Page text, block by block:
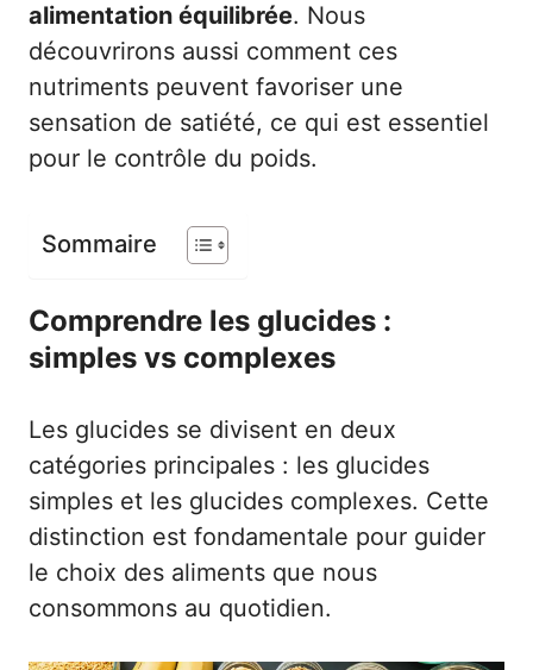
alimentation équilibrée. Nous
découvrirons aussi comment ces
nutriments peuvent favoriser une
sensation de satiété, ce qui est essentiel
pour le contrôle du poids.
Sommaire
Comprendre les glucides :
simples vs complexes
Les glucides se divisent en deux
catégories principales : les glucides
simples et les glucides complexes. Cette
distinction est fondamentale pour guider
le choix des aliments que nous
consommons au quotidien.